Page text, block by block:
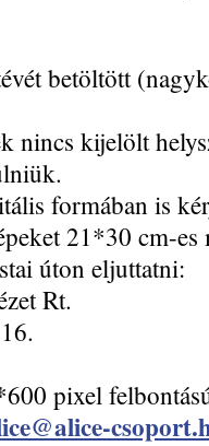
betöltött
nincs kijelölt
formában is
21*30 cm-es
úton eljuttatni:
Rt.
pixel